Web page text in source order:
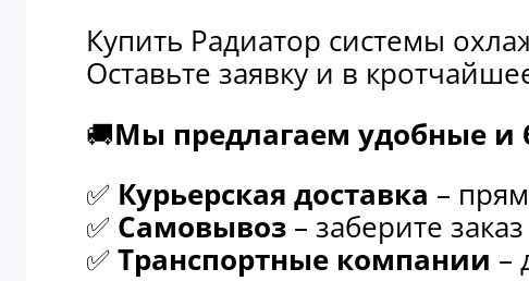
Купить Радиатор системы
Оставьте заявку и в
🚚Мы предлагаем удобные и
✅ Курьерская доставка –
✅ Самовывоз – заберите
✅ Транспортные компании –